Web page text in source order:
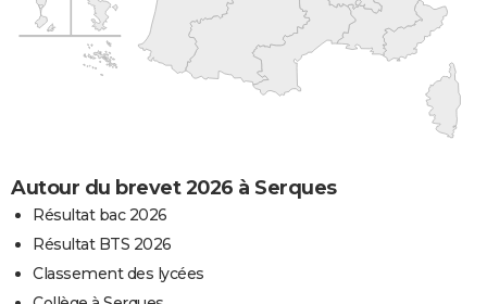
Autour du brevet 2026 à Serques
Résultat bac 2026
Résultat BTS 2026
Classement des lycées